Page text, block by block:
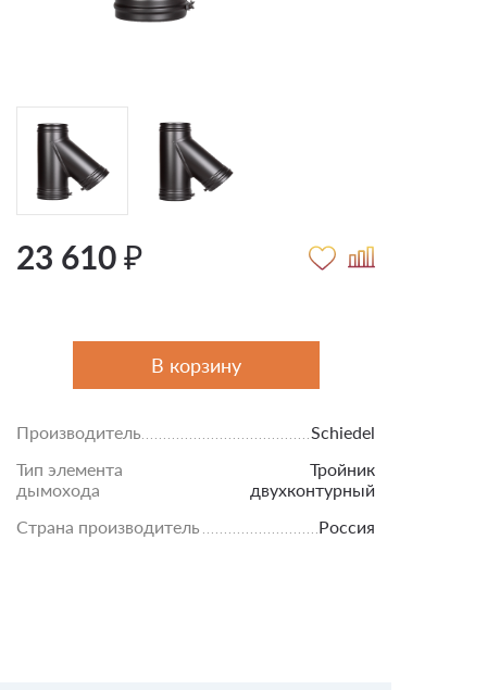
23 610 ₽
В корзину
Производитель
Schiedel
Тип элемента
дымохода
Тройник
двухконтурный
Страна производитель
Россия